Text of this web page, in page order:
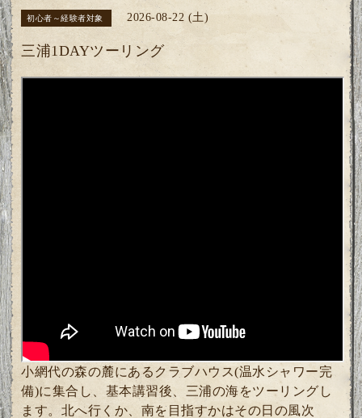
初心者～経験者対象 2026-08-22 (土)
三浦1DAYツーリング
小網代の森の麓にあるクラブハウス(温水シャワー完
備)に集合し、基本講習後、三浦の海をツーリングし
ます。北へ行くか、南を目指すかはその日の風次